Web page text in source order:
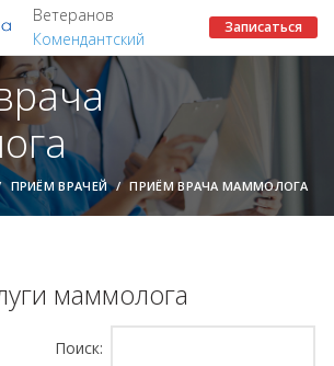
Ветеранов
Комендантский
Записаться
ПРИЁМ ВРАЧЕЙ ПРИЁМ ВРАЧА МАММОЛОГА
маммолога
Поиск: